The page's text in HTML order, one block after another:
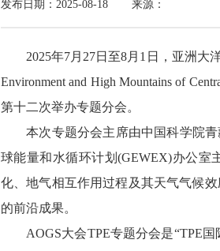
发布日期：2025-08-18 来源：
2025年7月27日至8月1日，亚洲大洋
Environment and High Mountains of
第十二次举办专题分会。
本次专题分会主席由中国科学院青
球能量和水循环计划(GEWEX)办公室
化、地气相互作用过程及其天气气候
的前沿成果。
AOGS大会TPE专题分会是“TPE国